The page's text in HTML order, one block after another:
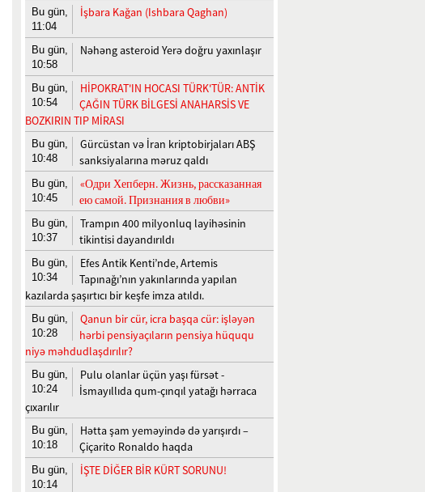
Bu gün,
11:04
İşbara Kağan (Ishbara Qaghan)
Bu gün,
10:58
Nəhəng asteroid Yerə doğru yaxınlaşır
Bu gün,
10:54
HİPOKRAT'IN HOCASI TÜRK'TÜR: ANTİK
ÇAĞIN TÜRK BİLGESİ ANAHARSİS VE
BOZKIRIN TIP MİRASI
Bu gün,
10:48
Gürcüstan və İran kriptobirjaları ABŞ
sanksiyalarına məruz qaldı
Bu gün,
10:45
«Одри Хепберн. Жизнь, рассказанная
ею самой. Признания в любви»
Bu gün,
10:37
Trampın 400 milyonluq layihəsinin
tikintisi dayandırıldı
Bu gün,
10:34
Efes Antik Kenti’nde, Artemis
Tapınağı’nın yakınlarında yapılan
kazılarda şaşırtıcı bir keşfe imza atıldı.
Bu gün,
10:28
Qanun bir cür, icra başqa cür: işləyən
hərbi pensiyaçıların pensiya hüququ
niyə məhdudlaşdırılır?
Bu gün,
10:24
Pulu olanlar üçün yaşı fürsət -
İsmayıllıda qum-çınqıl yatağı hərraca
çıxarılır
Bu gün,
10:18
Hətta şam yeməyində də yarışırdı –
Çiçarito Ronaldo haqda
Bu gün,
10:14
İŞTE DİĞER BİR KÜRT SORUNU!